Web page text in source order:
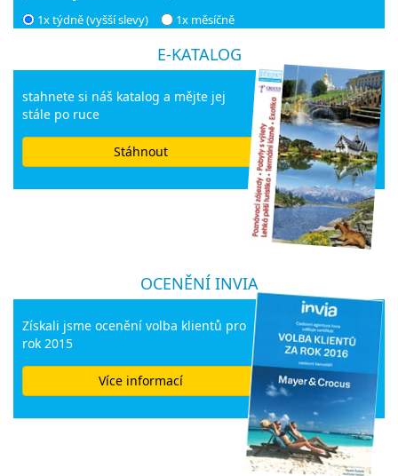
1x týdně (vyšší slevy) 1x měsíčně
E-KATALOG
stahnete si náš katalog a mějte jej
stále po ruce
Stáhnout
OCENĚNÍ INVIA
Získali jsme ocenění volba klientů pro
rok 2015
Více informací